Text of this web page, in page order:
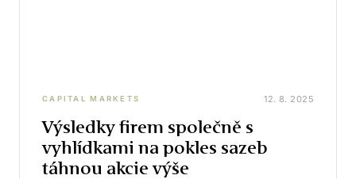
CAPITAL MARKETS 12. 8. 2025
Výsledky firem společně s
vyhlídkami na pokles sazeb
táhnou akcie výše